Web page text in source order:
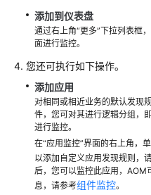
题
视
频
帮
助
AOM
1.0
添加到仪表盘
通过右上角“更多”下拉列表框
面进行监控。
您还可执行如下操作。
添加应用
对相同或相近业务的默认发现
件，您可对其进行逻辑分组，
进行监控。
在“应用监控”界面的右上角，
以添加自定义应用发现规则，
后，您可以监控此应用，AOM
息，请参考组件监控。